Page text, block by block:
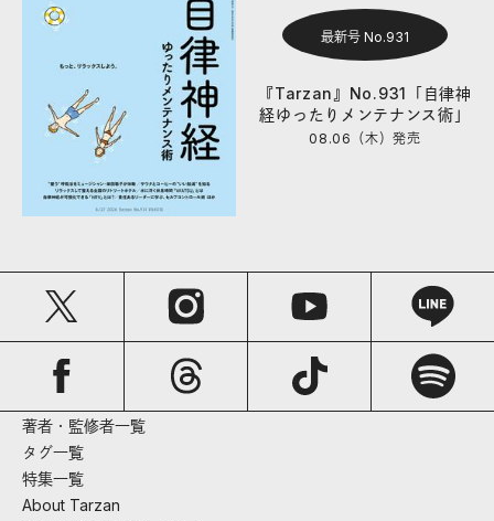
最新号 No.931
『Tarzan』No.931「自律神
経ゆったりメンテナンス術」
08.06（木）発売
著者・監修者一覧
タグ一覧
特集一覧
About Tarzan